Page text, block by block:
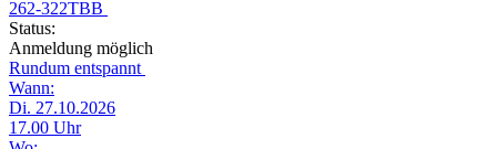
262-322TBB
Status:
Anmeldung möglich
Rundum entspannt
Wann:
Di. 27.10.2026
17.00 Uhr